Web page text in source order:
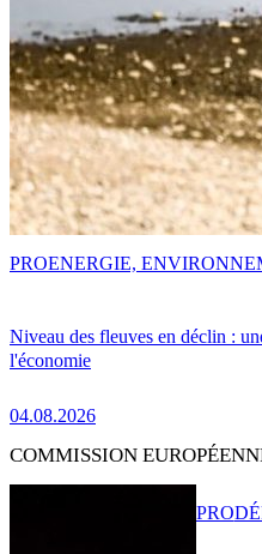
Niveau des fleuves en déclin :
l'économie
04.08.2026
PROENERGIE,
COMMISSION
PRO